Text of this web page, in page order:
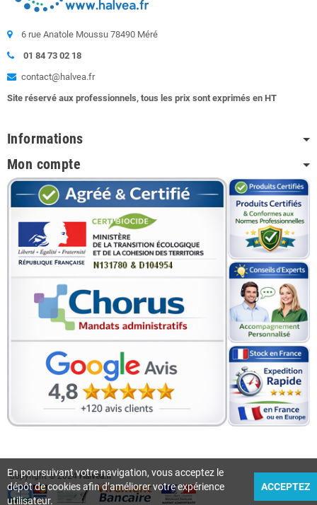
6 rue Anatole Moussu 78490 Méré
01 84 73 02 18
contact@halvea.fr
Site réservé aux professionnels, tous les prix sont exprimés en HT
Informations
Mon compte
Copyright © 2024Halvea.fr
En poursuivant votre navigation, vous acceptez le
dépôt de cookies afin d’améliorer votre expérience
utilisateur.
ACCEPTEZ